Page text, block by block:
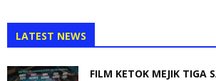
LATEST NEWS
FILM KETOK MEJIK TIGA